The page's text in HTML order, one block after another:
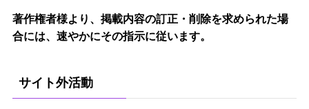
著作権者様より、掲載内容の訂正・削除を求められた場
合には、速やかにその指示に従います。
サイト外活動